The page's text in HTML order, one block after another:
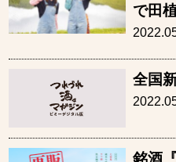
で田
全国